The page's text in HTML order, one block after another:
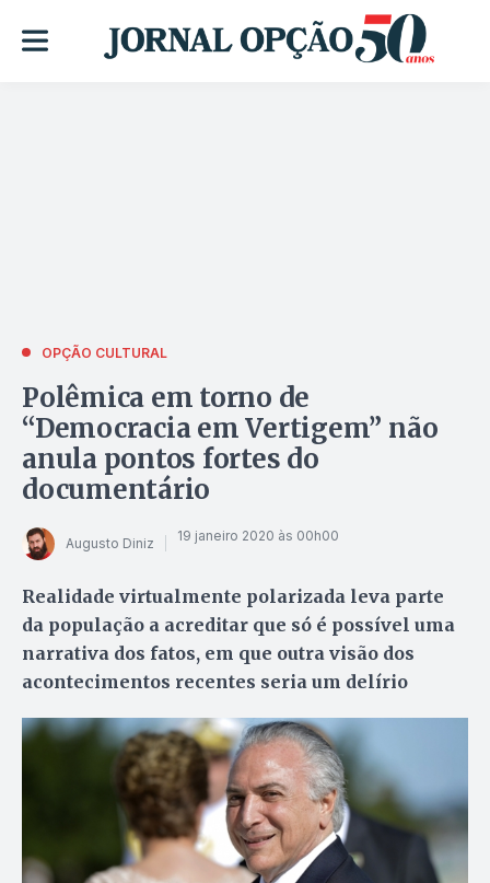
OPÇÃO CULTURAL
Polêmica em torno de
“Democracia em Vertigem” não
anula pontos fortes do
documentário
Augusto Diniz 19 janeiro 2020 às 00h00
Realidade virtualmente polarizada leva parte
da população a acreditar que só é possível uma
narrativa dos fatos, em que outra visão dos
acontecimentos recentes seria um delírio